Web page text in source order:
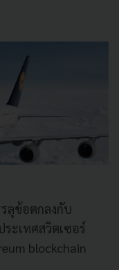
ลุข้อตกลงกับ
ะเทศสวิตเซอร์
blockchain